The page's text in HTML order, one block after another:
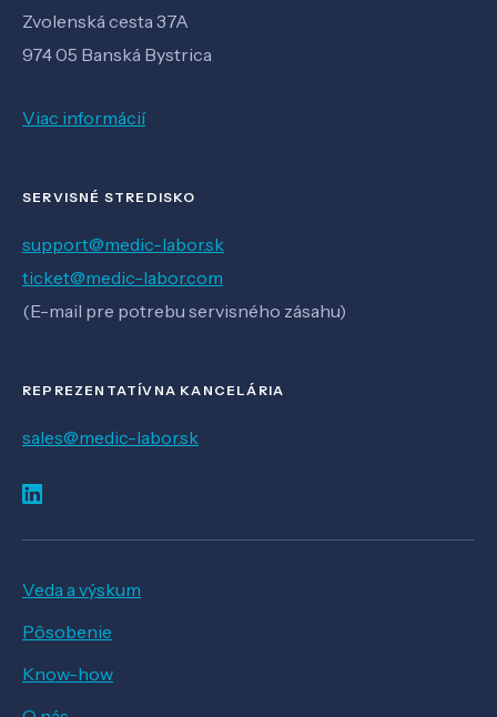
Zvolenská cesta 37A
974 05 Banská Bystrica
Viac informácií
SERVISNÉ STREDISKO
support@medic-labor.sk
ticket@medic-labor.com
(E-mail pre potrebu servisného zásahu)
REPREZENTATÍVNA KANCELÁRIA
sales@medic-labor.sk
Veda a výskum
Pôsobenie
Know-how